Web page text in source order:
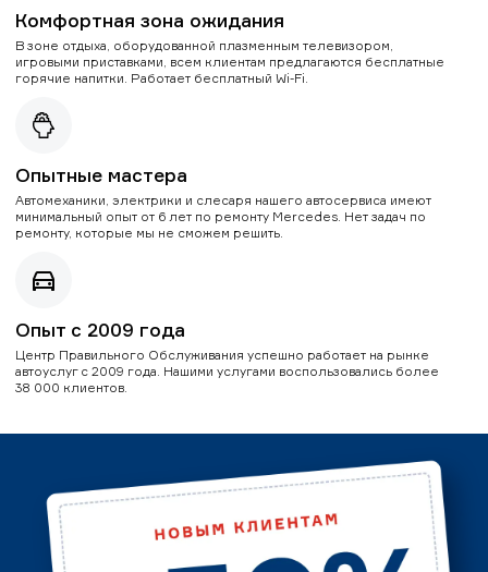
Комфортная зона ожидания
В зоне отдыха, оборудованной плазменным телевизором,
игровыми приставками, всем клиентам предлагаются бесплатные
горячие напитки. Работает бесплатный Wi-Fi.
Опытные мастера
Автомеханики, электрики и слесаря нашего автосервиса имеют
минимальный опыт от 6 лет по ремонту Mercedes. Нет задач по
ремонту, которые мы не сможем решить.
Опыт с 2009 года
Центр Правильного Обслуживания успешно работает на рынке
автоуслуг с 2009 года. Нашими услугами воспользовались более
38 000 клиентов.